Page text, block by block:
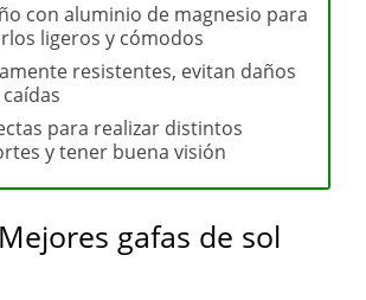
con aluminio de magnesio para
ligeros y cómodos
resistentes, evitan daños
para realizar distintos
y tener buena visión
gafas de sol